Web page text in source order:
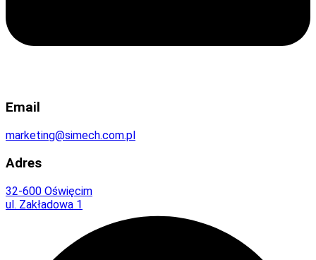
Email
marketing@simech.com.pl
Adres
32-600 Oświęcim
ul. Zakładowa 1